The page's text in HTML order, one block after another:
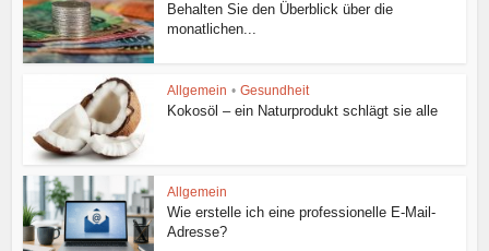
Behalten Sie den Überblick über die
monatlichen...
Allgemein • Gesundheit
Kokosöl – ein Naturprodukt schlägt sie alle
Allgemein
Wie erstelle ich eine professionelle E-Mail-
Adresse?